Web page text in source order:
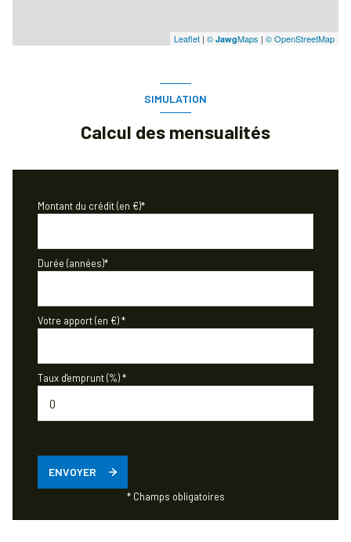
Leaflet | © JawgMaps | © OpenStreetMap
SIMULATION
Calcul des mensualités
Montant du crédit (en €)*
Durée (années)*
Votre apport (en €) *
Taux d'emprunt (%) *
ENVOYER
* Champs obligatoires